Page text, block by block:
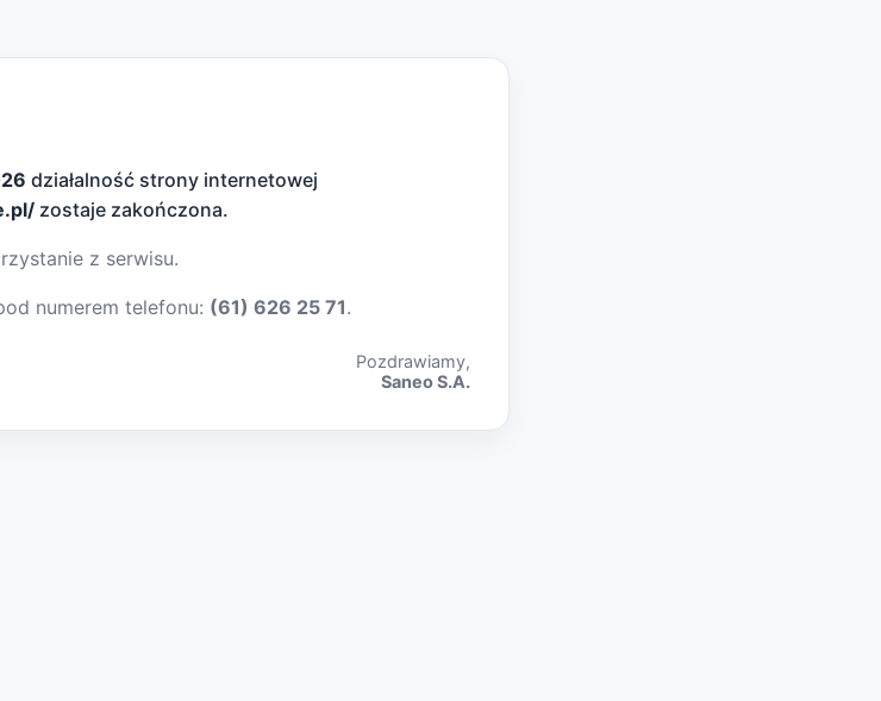
działalność strony internetowej
zostaje zakończona.
z serwisu.
numerem telefonu: (61) 626 25 71.
Pozdrawiamy,
Saneo S.A.